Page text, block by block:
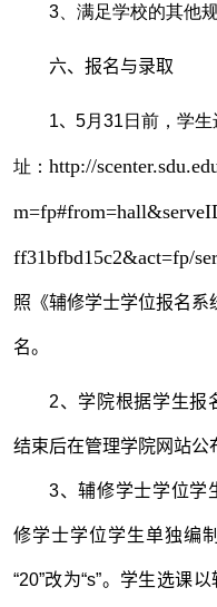
3、满足学校的其他规
六、报名与录取
1、 5月 31 日前，学
址： http://
ff31bfbd15c2&act=fp/
照《辅修学士学位报名系
名。
2、学院根据学生报
结束后在管理学院网站公
3、辅修学士学位学
修学士学位学生单独编
“20”改为“s”。学生选课